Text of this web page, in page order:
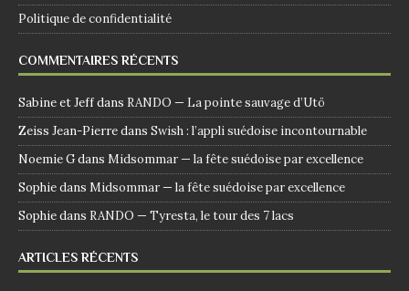
Politique de confidentialité
COMMENTAIRES RÉCENTS
Sabine et Jeffdans RANDO — La pointe sauvage d’Utö
Zeiss Jean-Pierredans Swish : l’appli suédoise incontournable
Noemie Gdans Midsommar — la fête suédoise par excellence
Sophiedans Midsommar — la fête suédoise par excellence
Sophiedans RANDO — Tyresta, le tour des 7 lacs
ARTICLES RÉCENTS